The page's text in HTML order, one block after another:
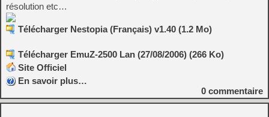
résolution etc…
Télécharger Nestopia (Français) v1.40 (1.2 Mo)
Télécharger EmuZ-2500 Lan (27/08/2006) (266 Ko)
Site Officiel
En savoir plus…
0 commentaire